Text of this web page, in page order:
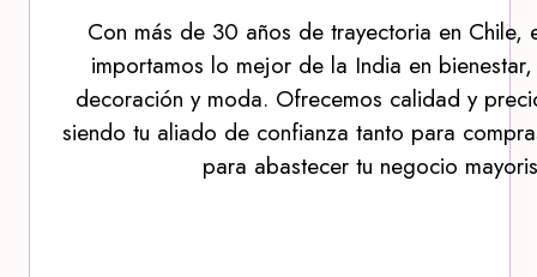
Con más de 30 años de trayectoria en Chile,
importamos lo mejor de la India en
decoración y moda. Ofrecemos calidad y
siendo tu aliado de confianza tanto para
para abastecer tu negocio